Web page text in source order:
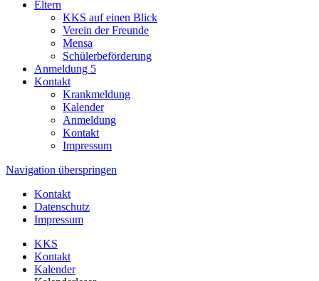
Eltern
KKS auf einen Blick
Verein der Freunde
Mensa
Schülerbeförderung
Anmeldung 5
Kontakt
Krankmeldung
Kalender
Anmeldung
Kontakt
Impressum
Navigation überspringen
Kontakt
Datenschutz
Impressum
KKS
Kontakt
Kalender